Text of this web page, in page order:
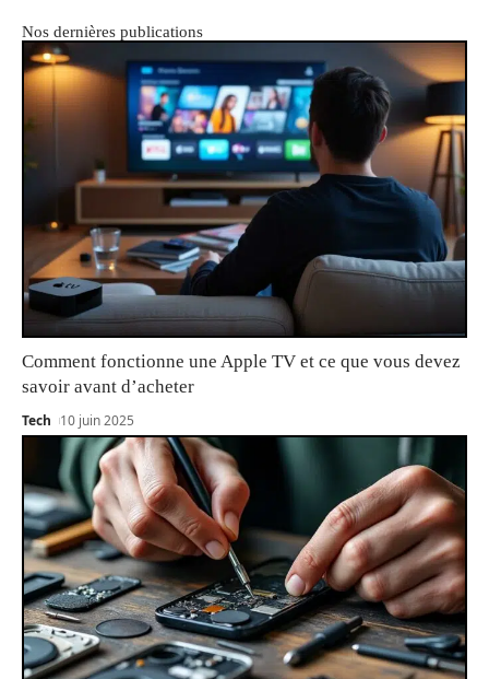
Nos dernières publications
Comment fonctionne une Apple TV et ce que vous devez
savoir avant d’acheter
Tech 10 juin 2025